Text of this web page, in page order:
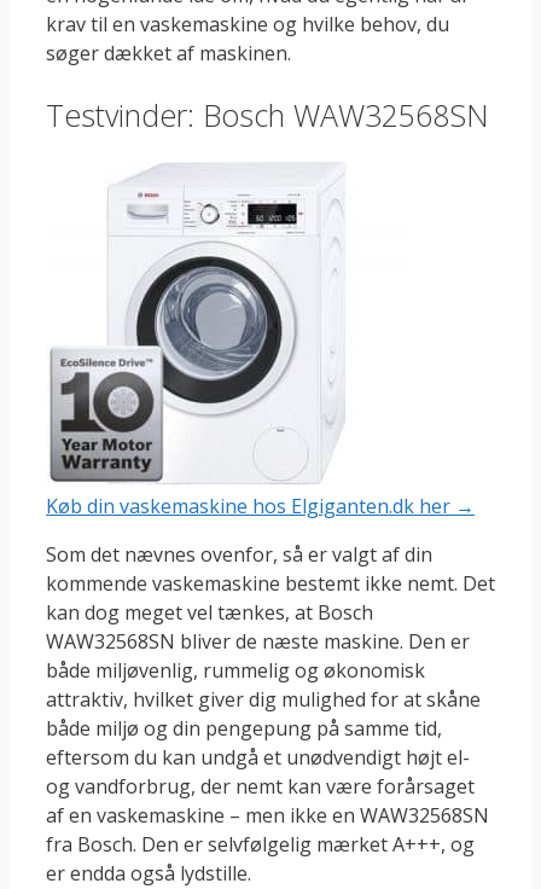
krav til en vaskemaskine og hvilke behov, du
søger dækket af maskinen.
Testvinder: Bosch WAW32568SN
Køb din vaskemaskine hos Elgiganten.dk her →
Som det nævnes ovenfor, så er valgt af din
kommende vaskemaskine bestemt ikke nemt. Det
kan dog meget vel tænkes, at Bosch
WAW32568SN bliver de næste maskine. Den er
både miljøvenlig, rummelig og økonomisk
attraktiv, hvilket giver dig mulighed for at skåne
både miljø og din pengepung på samme tid,
eftersom du kan undgå et unødvendigt højt el-
og vandforbrug, der nemt kan være forårsaget
af en vaskemaskine – men ikke en WAW32568SN
fra Bosch. Den er selvfølgelig mærket A+++, og
er endda også lydstille.